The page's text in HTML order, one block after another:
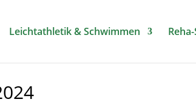
Leichtathletik & Schwimmen